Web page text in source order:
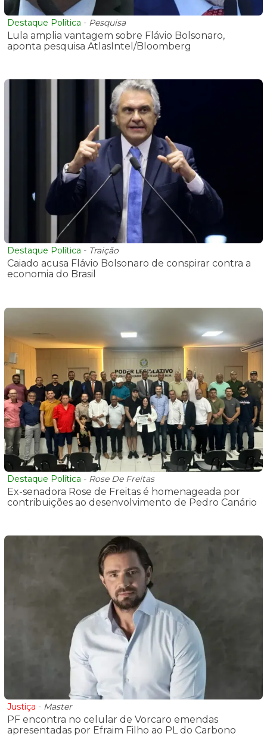
Destaque Política - Pesquisa
Lula amplia vantagem sobre Flávio Bolsonaro,
aponta pesquisa AtlasIntel/Bloomberg
Destaque Política - Traição
Caiado acusa Flávio Bolsonaro de conspirar contra a
economia do Brasil
Destaque Política - Rose De Freitas
Ex-senadora Rose de Freitas é homenageada por
contribuições ao desenvolvimento de Pedro Canário
Justiça - Master
PF encontra no celular de Vorcaro emendas
apresentadas por Efraim Filho ao PL do Carbono